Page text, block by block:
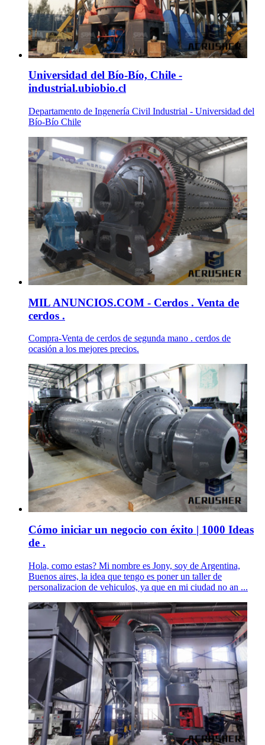
Universidad del Bío-Bío, Chile -
industrial.ubiobio.cl
Departamento de Ingenería Civil Industrial - Universidad del
Bío-Bío Chile
MIL ANUNCIOS.COM - Cerdos . Venta de
cerdos .
Compra-Venta de cerdos de segunda mano . cerdos de
ocasión a los mejores precios.
Cómo iniciar un negocio con éxito | 1000 Ideas
de .
Hola, como estas? Mi nombre es Jony, soy de Argentina,
Buenos aires, la idea que tengo es poner un taller de
personalizacion de vehiculos, ya que en mi ciudad no an ...